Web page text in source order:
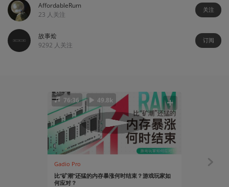
AffordableRum
23 人关注
关注
故事烩
9292 人关注
订阅
76:36 49.8k
Gadio Pro
比“矿潮”还猛的内存暴涨何时结束？游戏玩家如
何应对？
显摆显摆